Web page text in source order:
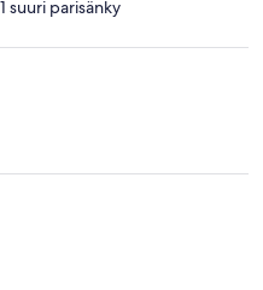
1 suuri parisänky